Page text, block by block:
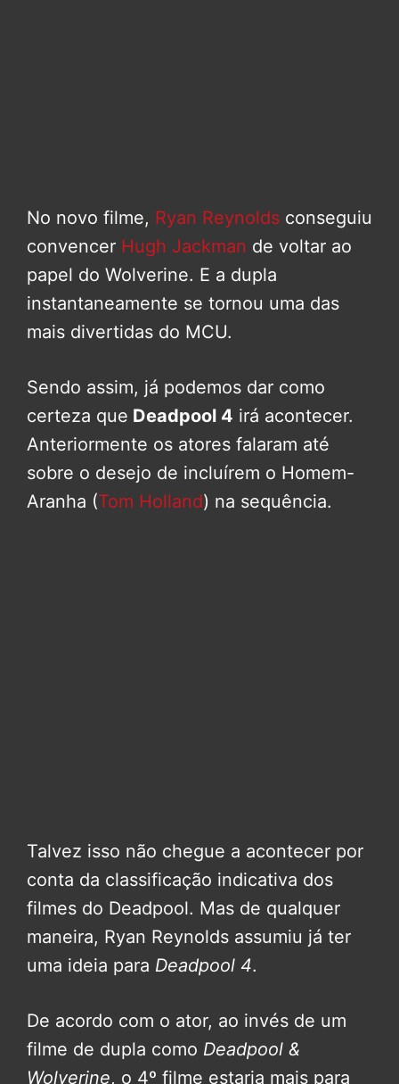
No novo filme, Ryan Reynolds conseguiu
convencer Hugh Jackman de voltar ao
papel do Wolverine. E a dupla
instantaneamente se tornou uma das
mais divertidas do MCU.
Sendo assim, já podemos dar como
certeza que Deadpool 4 irá acontecer.
Anteriormente os atores falaram até
sobre o desejo de incluírem o Homem-
Aranha (Tom Holland) na sequência.
Talvez isso não chegue a acontecer por
conta da classificação indicativa dos
filmes do Deadpool. Mas de qualquer
maneira, Ryan Reynolds assumiu já ter
uma ideia para Deadpool 4.
De acordo com o ator, ao invés de um
filme de dupla como Deadpool &
Wolverine, o 4º filme estaria mais para